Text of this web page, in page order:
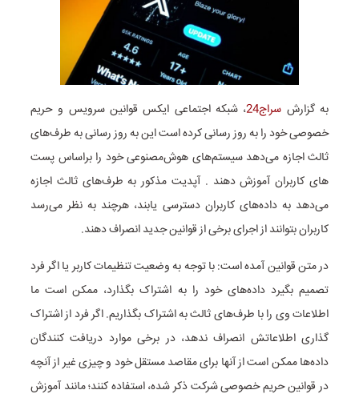
به گزارش سراج24
، شبکه اجتماعی ایکس قوانین سرویس و حریم
خصوصی خود را به روز رسانی کرده است این به روز رسانی به طرف‌های
ثالث اجازه می‌دهد سیستم‌های هوش‌مصنوعی خود را براساس پست
های کاربران آموزش دهند . آپدیت مذکور به طرف‌های ثالث اجازه
می‌دهد به داده‌های کاربران دسترسی یابند، هرچند به نظر می‌رسد
کاربران بتوانند از اجرای برخی از قوانین جدید انصراف دهند.
در متن قوانین آمده است: با توجه به وضعیت تنظیمات کاربر یا اگر فرد
تصمیم بگیرد داده‌های خود را به اشتراک بگذارد، ممکن است ما
اطلاعات وی را با طرف‌های ثالث به اشتراک بگذاریم. اگر فرد از اشتراک
گذاری اطلاعاتش انصراف ندهد، در برخی موارد دریافت کنندگان
داده‌ها ممکن است از آنها برای مقاصد مستقل خود و چیزی غیر از آنچه
در قوانین حریم خصوصی شرکت ذکر شده، استفاده کنند؛ مانند آموزش